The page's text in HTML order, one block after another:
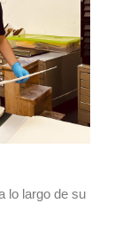
lo largo de su